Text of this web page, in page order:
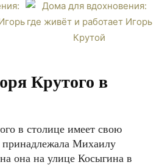
Крутого в
в столице имеет свою
Михаилу
она на улице Косыгина в